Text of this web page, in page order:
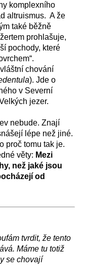
komplexního
altruismus. A že
také běžně
prohlašuje,
pochody, které
chování
). Jde o
v Severní
jezer.
nebude. Znají
lépe než jiné.
proč tomu tak je.
věty: Mezi
než jaké jsou
od
tvrdit, že tento
Máme tu totiž
se chovají